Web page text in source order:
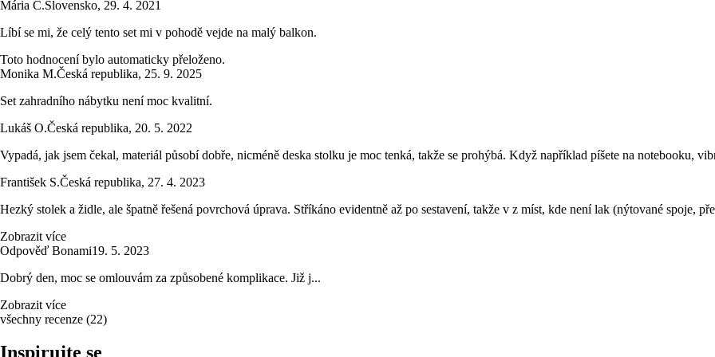
Mária C.Slovensko, 29. 4. 2021
Líbí se mi, že celý tento set mi v pohodě vejde na malý balkon.
Toto hodnocení bylo automaticky přeloženo.
Monika M.Česká republika, 25. 9. 2025
Set zahradního nábytku není moc kvalitní.
Lukáš O.Česká republika, 20. 5. 2022
Vypadá, jak jsem čekal, materiál působí dobře, nicméně deska stolku je moc tenká, takže se prohýbá. Když například píšete na notebooku,
František S.Česká republika, 27. 4. 2023
Hezký stolek a židle, ale špatně řešená povrchová úprava. Stříkáno evidentně až po sestavení, takže v z míst, kde není lak (nýtované spoje,
Zobrazit více
Odpověď Bonami19. 5. 2023
Dobrý den, moc se omlouvám za způsobené komplikace. Již j...
Zobrazit více
všechny recenze (22)
Inspirujte se